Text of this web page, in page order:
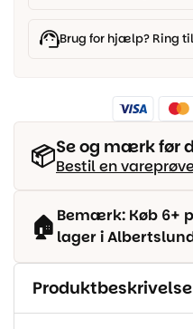
antalBrug for hjælp? Ring til
📦Se og mærk før
Bestil en
🏠 Bemærk: Køb 6+
lager i
Produktbeskrivelse